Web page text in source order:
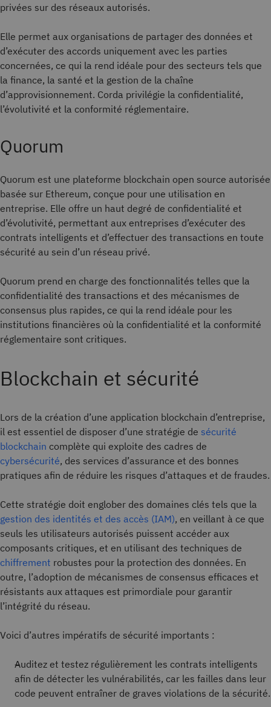
privées sur des réseaux autorisés.
Elle permet aux organisations de partager des données et
d’exécuter des accords uniquement avec les parties
concernées, ce qui la rend idéale pour des secteurs tels que
la finance, la santé et la gestion de la chaîne
d’approvisionnement. Corda privilégie la confidentialité,
l’évolutivité et la conformité réglementaire.
Quorum
Quorum est une plateforme blockchain open source autorisée
basée sur Ethereum, conçue pour une utilisation en
entreprise. Elle offre un haut degré de confidentialité et
d’évolutivité, permettant aux entreprises d’exécuter des
contrats intelligents et d’effectuer des transactions en toute
sécurité au sein d’un réseau privé.
Quorum prend en charge des fonctionnalités telles que la
confidentialité des transactions et des mécanismes de
consensus plus rapides, ce qui la rend idéale pour les
institutions financières où la confidentialité et la conformité
réglementaire sont critiques.
Blockchain et sécurité
Lors de la création d’une application blockchain d’entreprise,
il est essentiel de disposer d’une stratégie de sécurité
blockchain complète qui exploite des cadres de
cybersécurité, des services d’assurance et des bonnes
pratiques afin de réduire les risques d’attaques et de fraudes.
Cette stratégie doit englober des domaines clés tels que la
gestion des identités et des accès (IAM), en veillant à ce que
seuls les utilisateurs autorisés puissent accéder aux
composants critiques, et en utilisant des techniques de
chiffrement robustes pour la protection des données. En
outre, l’adoption de mécanismes de consensus efficaces et
résistants aux attaques est primordiale pour garantir
l’intégrité du réseau.
Voici d’autres impératifs de sécurité importants :
Auditez et testez régulièrement les contrats intelligents
afin de détecter les vulnérabilités, car les failles dans leur
code peuvent entraîner de graves violations de la sécurité.